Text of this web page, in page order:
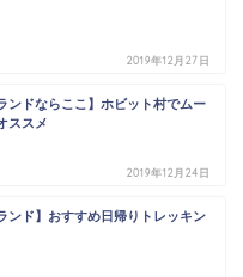
2019年12月27日
ンドならここ】ホビット村でムー
ススメ
2019年12月24日
ンド】おすすめ日帰りトレッキン